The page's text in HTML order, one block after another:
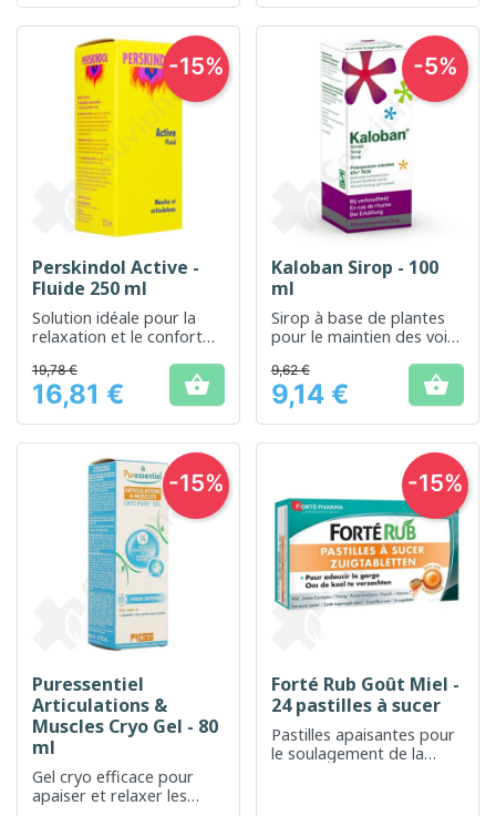
Perskindol Active -
Fluide 250 ml
Solution idéale pour la
relaxation et le confort
Prix
19,78 €
16,81 € 
-15%
Kaloban Sirop - 100
ml
Sirop à base de plantes
pour le maintien des voies
Prix
9,62 €
9,14 € 
-5%
Puressentiel
Articulations &
Muscles Cryo Gel - 80
ml
Gel cryo efficace pour
apaiser et relaxer les
-15%
Forté Rub Goût Miel -
24 pastilles à sucer
Pastilles apaisantes pour
le soulagement de la
-15%